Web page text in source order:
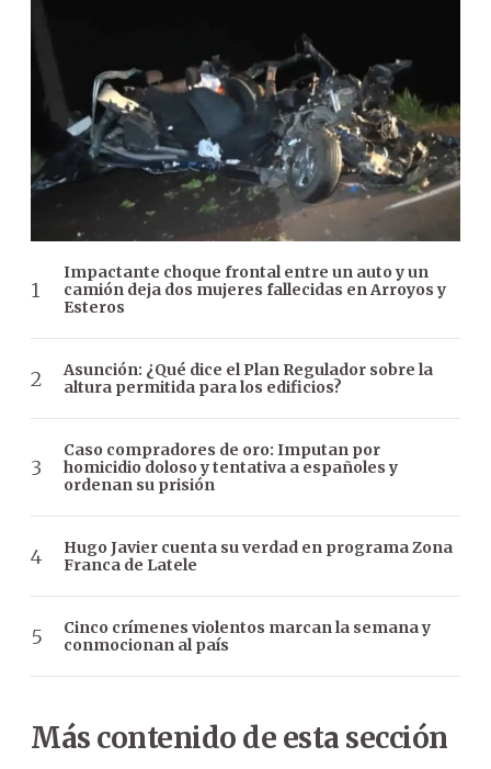
Impactante choque frontal entre un auto y un
camión deja dos mujeres fallecidas en Arroyos y
Esteros
Asunción: ¿Qué dice el Plan Regulador sobre la
altura permitida para los edificios?
Caso compradores de oro: Imputan por
homicidio doloso y tentativa a españoles y
ordenan su prisión
Hugo Javier cuenta su verdad en programa Zona
Franca de Latele
Cinco crímenes violentos marcan la semana y
conmocionan al país
Más contenido de esta sección